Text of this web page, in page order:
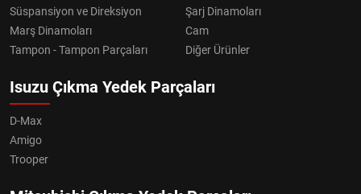
Süspansiyon ve Direksiyon
Şarj Dinamoları
Marş Dinamoları
Cam
Tampon - Tampon Parçaları
Diğer Ürünler
Isuzu Çıkma Yedek Parçaları
D-Max
Amigo
Trooper